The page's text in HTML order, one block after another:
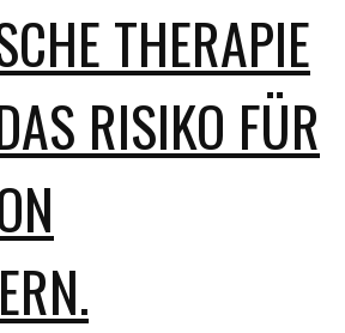
THERAPIE
RISIKO FÜR